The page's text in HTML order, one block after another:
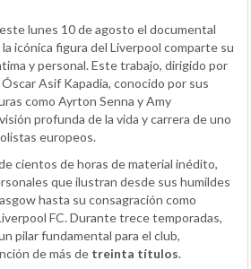
lunes 10 de agosto el documental
icónica figura del Liverpool comparte su
y personal. Este trabajo, dirigido por
Asif Kapadia, conocido por sus
como Ayrton Senna y Amy
profunda de la vida y carrera de uno
europeos.
cientos de horas de material inédito,
que ilustran desde sus humildes
hasta su consagración como
FC. Durante trece temporadas,
pilar fundamental para el club,
de más de treinta títulos.